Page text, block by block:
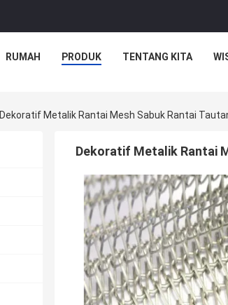
RUMAH PRODUK TENTANG KITA
Dekoratif Metalik Rantai Mesh Sabuk Rantai
Dekoratif Metalik Rantai